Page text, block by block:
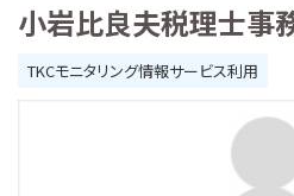
小岩比良夫税理士事
TKCモニタリング情報サービス利用